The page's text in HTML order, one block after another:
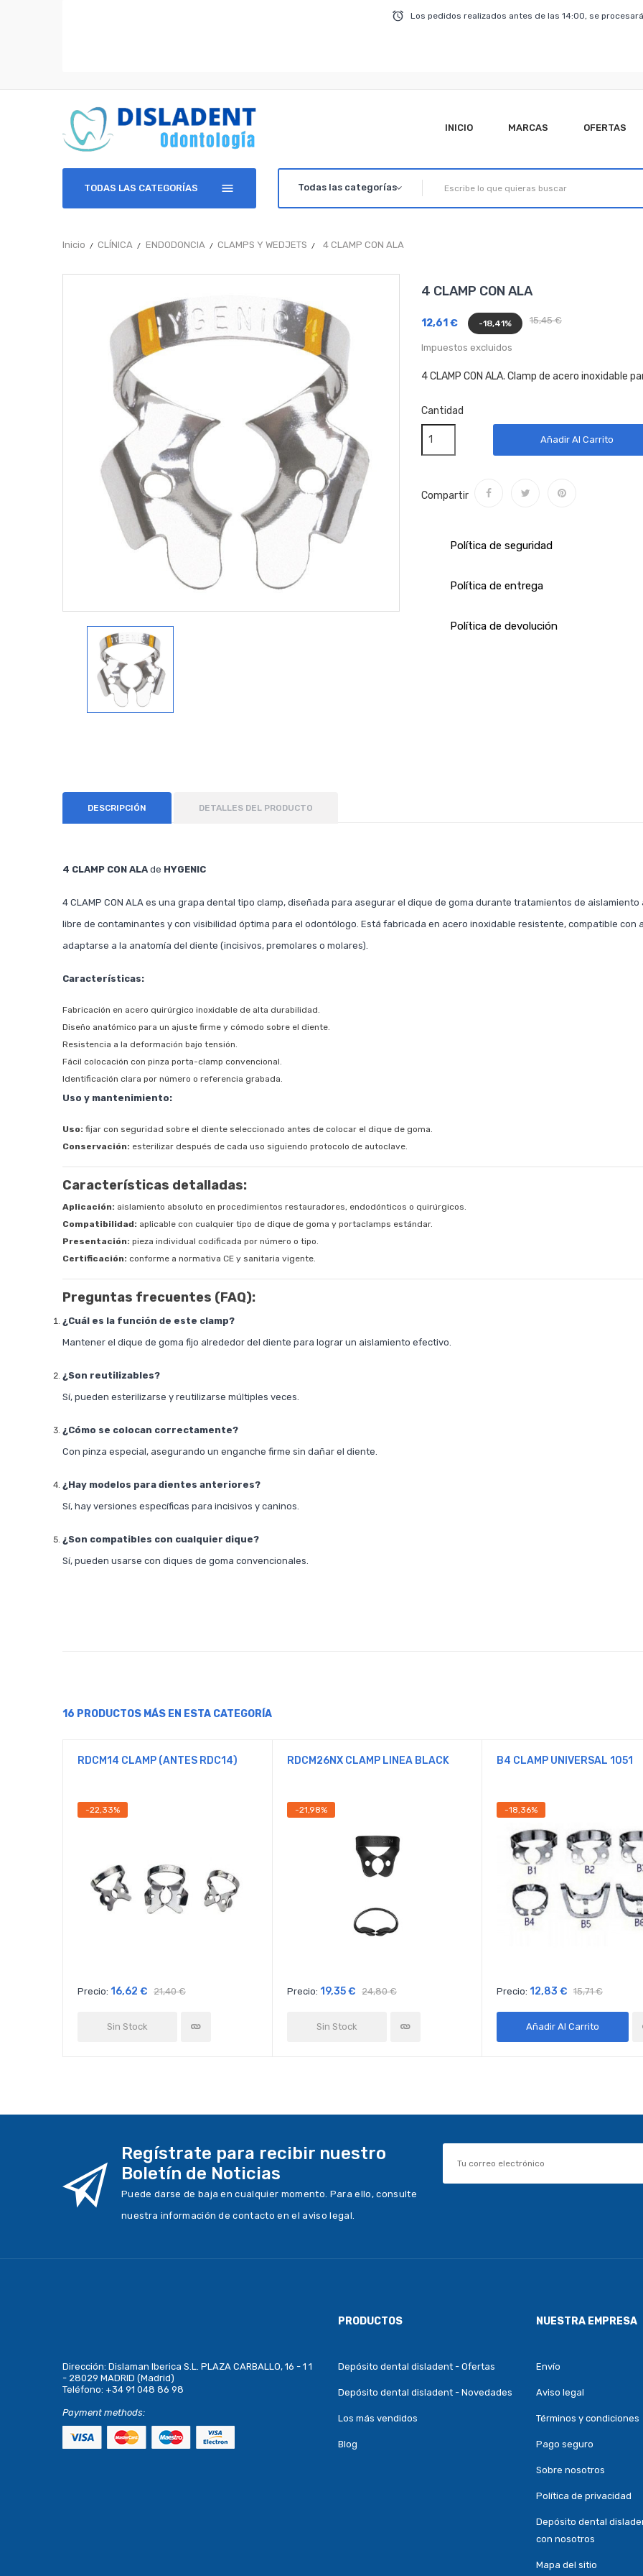
Los pedidos realizados antes de las 14:00, se
INICIO MARCAS OFERTAS
TODAS LAS CATEGORÍAS
Inicio CLÍNICA ENDODONCIA CLAMPS Y WEDJETS 4 CLAMP CON ALA
4 CLAMP CON ALA
15,45 €
12,61 € -18,41%
Impuestos excluidos
4 CLAMP CON ALA. Clamp de acero inoxidable
Cantidad
Añadir Al Carrito
Compartir
Política de seguridad
Política de entrega
Política de devolución
DESCRIPCIÓN DETALLES DEL PRODUCTO
4 CLAMP CON ALA de HYGENIC
4 CLAMP CON ALA es una grapa dental tipo clamp, diseñada para asegurar el dique de goma durante tratamientos de
libre de contaminantes y con visibilidad óptima para el odontólogo. Está fabricada en acero inoxidable resistente, compatible
adaptarse a la anatomía del diente (incisivos, premolares o molares).
Características:
Fabricación en acero quirúrgico inoxidable de alta durabilidad.
Diseño anatómico para un ajuste firme y cómodo sobre el diente.
Resistencia a la deformación bajo tensión.
Fácil colocación con pinza porta-clamp convencional.
Identificación clara por número o referencia grabada.
Uso y mantenimiento:
Uso: fijar con seguridad sobre el diente seleccionado antes de colocar el dique de goma.
Conservación: esterilizar después de cada uso siguiendo protocolo de autoclave.
Características detalladas:
Aplicación: aislamiento absoluto en procedimientos restauradores, endodónticos o quirúrgicos.
Compatibilidad: aplicable con cualquier tipo de dique de goma y portaclamps estándar.
Presentación: pieza individual codificada por número o tipo.
Certificación: conforme a normativa CE y sanitaria vigente.
Preguntas frecuentes (FAQ):
¿Cuál es la función de este clamp?
Mantener el dique de goma fijo alrededor del diente para lograr un aislamiento efectivo.
¿Son reutilizables?
Sí, pueden esterilizarse y reutilizarse múltiples veces.
¿Cómo se colocan correctamente?
Con pinza especial, asegurando un enganche firme sin dañar el diente.
¿Hay modelos para dientes anteriores?
Sí, hay versiones específicas para incisivos y caninos.
¿Son compatibles con cualquier dique?
Sí, pueden usarse con diques de goma convencionales.
16 PRODUCTOS MÁS EN ESTA CATEGORÍA
RDCM14 CLAMP (ANTES RDC14)
-22,33%
Precio: 16,62 € 21,40 €
Sin Stock
RDCM26NX CLAMP LINEA BLACK
-21,98%
Precio: 19,35 € 24,80 €
Sin Stock
B4 CLAMP UNIVERSAL 1051
-18,36%
Precio: 12,83 € 15,71 €
Añadir Al Carrito
Regístrate para recibir nuestro
Boletín de Noticias
Puede darse de baja en cualquier momento. Para ello, consulte
nuestra información de contacto en el aviso legal.
Dirección: Dislaman Iberica S.L. PLAZA CARBALLO, 16 - 1 1
- 28029 MADRID (Madrid)
Teléfono: +34 91 048 86 98
Payment methods:
PRODUCTOS
Depósito dental disladent - Ofertas
Depósito dental disladent - Novedades
Los más vendidos
Blog
NUESTRA EMPRESA
Envío
Aviso legal
Términos y condiciones
Pago seguro
Sobre nosotros
Política de privacidad
Depósito dental
con nosotros
Mapa del sitio